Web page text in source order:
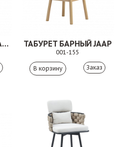
ТАБУРЕТ БАРНЫЙ JAAP S ТАБУРЕТ БАРНЫЙ JAAP
001-155
Заказ